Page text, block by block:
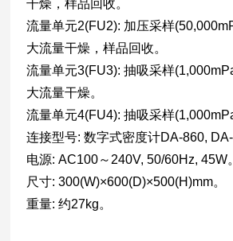
干燥，样品回收。
流量单元2(FU2): 加压采样
大流量干燥，样品回收。
流量单元3(FU3): 抽吸采样
大流量干燥。
流量单元4(FU4): 抽吸采样
连接型号: 数字式密度计DA-860, DA-
电源: AC100～240V, 50/60Hz, 45W。
尺寸: 300(W)×600(D)×500(H)mm。
重量: 约27kg。